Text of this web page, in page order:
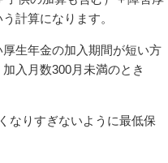
計算になります。
生年金の加入期間が短い方
入月数300月未満のとき
なりすぎないように最低保